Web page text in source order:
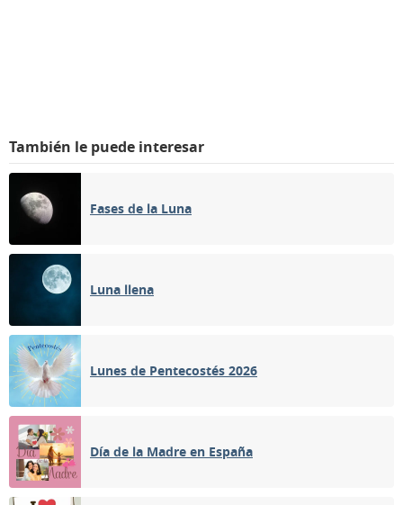
También le puede interesar
Fases de la Luna
Luna llena
Lunes de Pentecostés 2026
Día de la Madre en España